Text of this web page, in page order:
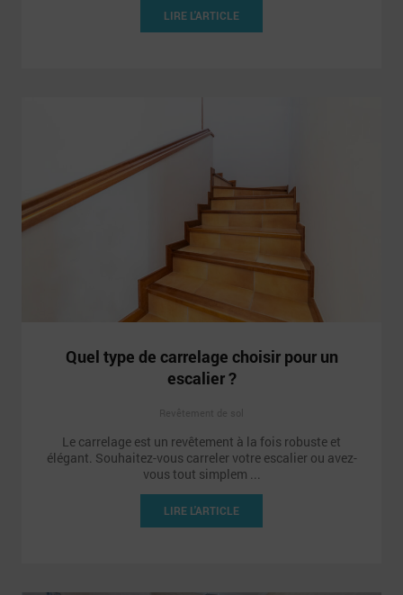
LIRE L'ARTICLE
Quel type de carrelage choisir pour un
escalier ?
Le carrelage est un revêtement à la fois robuste et
élégant. Souhaitez-vous carreler votre escalier ou avez-
vous tout simplem ...
LIRE L'ARTICLE